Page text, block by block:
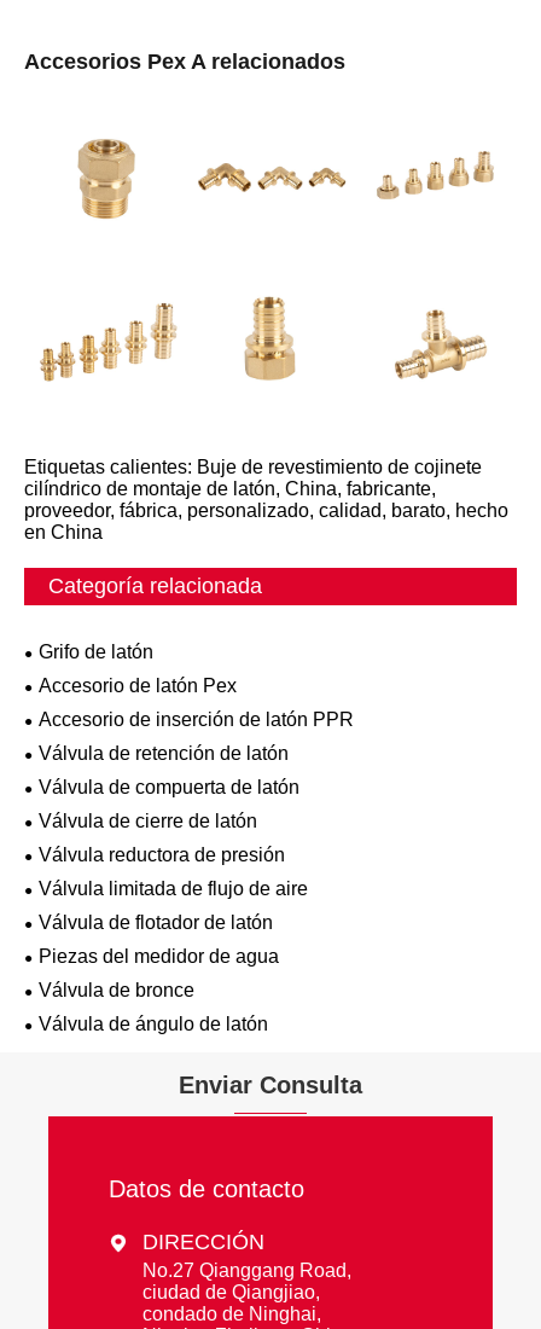
Accesorios Pex A relacionados
Etiquetas calientes: Buje de revestimiento de cojinete
cilíndrico de montaje de latón, China, fabricante,
proveedor, fábrica, personalizado, calidad, barato, hecho
en China
Categoría relacionada
Grifo de latón
Accesorio de latón Pex
Accesorio de inserción de latón PPR
Válvula de retención de latón
Válvula de compuerta de latón
Válvula de cierre de latón
Válvula reductora de presión
Válvula limitada de flujo de aire
Válvula de flotador de latón
Piezas del medidor de agua
Válvula de bronce
Válvula de ángulo de latón
Enviar Consulta
Datos de contacto
 DIRECCIÓN
No.27 Qianggang Road,
ciudad de Qiangjiao,
condado de Ninghai,